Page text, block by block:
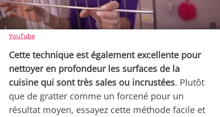
YouTube
Cette technique est également excellente pour
nettoyer en profondeur les surfaces de la
cuisine qui sont très sales ou incrustées. Plutôt
que de gratter comme un forcené pour un
résultat moyen, essayez cette méthode facile et